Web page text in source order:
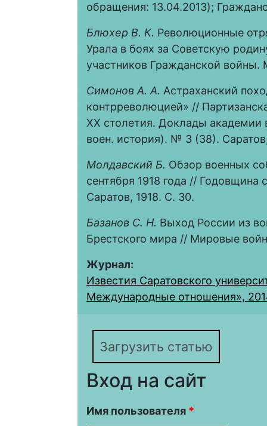
обращения: 13.04.2013);
Блюхер В. К. Революционные
Урала в боях за Советскую
участников Гражданской войны.
Симонов А. А. Астраханский
контрреволюцией» //
XX столетия. Доклады академии
воен. история). № 3 (38).
Молдавский Б. Обзор военных
сентября 1918 года //
Саратов, 1918. С. 30.
Базанов С. Н. Выход России из
Брестского мира // Мировые
Журнал:
Известия Саратовского
Международные отношения»,
Загрузить статью
Вход на сайт
Имя пользователя *